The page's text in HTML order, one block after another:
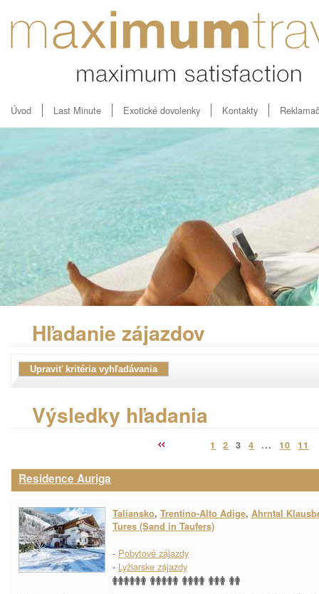
Úvod Last Minute Exotické dovolenky Kontakty
Hľadanie zájazdov
Výsledky hľadania
1 2 3 4 ... 10 11
Residence Auriga
Taliansko, Trentino-Alto Adige, Ahrntal
Tures (Sand in Taufers)
- Pobytové zájazdy
- Lyžiarske zájazdy